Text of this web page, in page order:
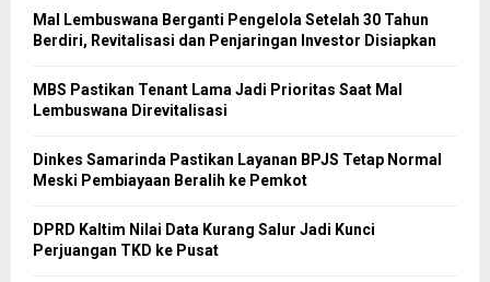
Mal Lembuswana Berganti Pengelola Setelah 30 Tahun
Berdiri, Revitalisasi dan Penjaringan Investor Disiapkan
MBS Pastikan Tenant Lama Jadi Prioritas Saat Mal
Lembuswana Direvitalisasi
Dinkes Samarinda Pastikan Layanan BPJS Tetap Normal
Meski Pembiayaan Beralih ke Pemkot
DPRD Kaltim Nilai Data Kurang Salur Jadi Kunci
Perjuangan TKD ke Pusat